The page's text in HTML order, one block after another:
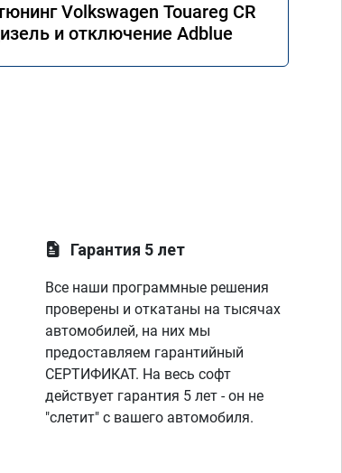
Volkswagen Touareg CR
и отключение Adblue
Гарантия 5 лет
Все наши программные решения
проверены и откатаны на тысячах
автомобилей, на них мы
предоставляем гарантийный
СЕРТИФИКАТ. На весь софт
действует гарантия 5 лет - он не
"слетит" с вашего автомобиля.